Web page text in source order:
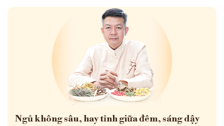
Ngủ không sâu, hay tỉnh giữa đêm, sáng dậy